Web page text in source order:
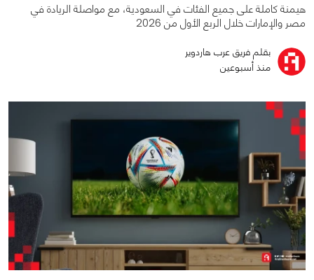
هيمنة كاملة على جميع الفئات في السعودية، مع مواصلة الريادة في
مصر والإمارات خلال الربع الأول من 2026
بقلم فريق عرب هاردوير
منذ أسبوعين